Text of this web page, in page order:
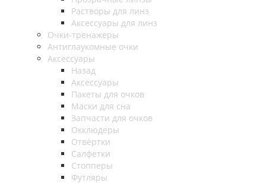
Растворы для линз
Аксессуары для линз
Очки-тренажеры
Антиглаукомные очки
Аксессуары
Назад
Аксессуары
Пакеты для очков
Маски для сна
Запчасти для очков
Окклюдеры
Отвёртки
Салфетки
Стопперы
Футляры